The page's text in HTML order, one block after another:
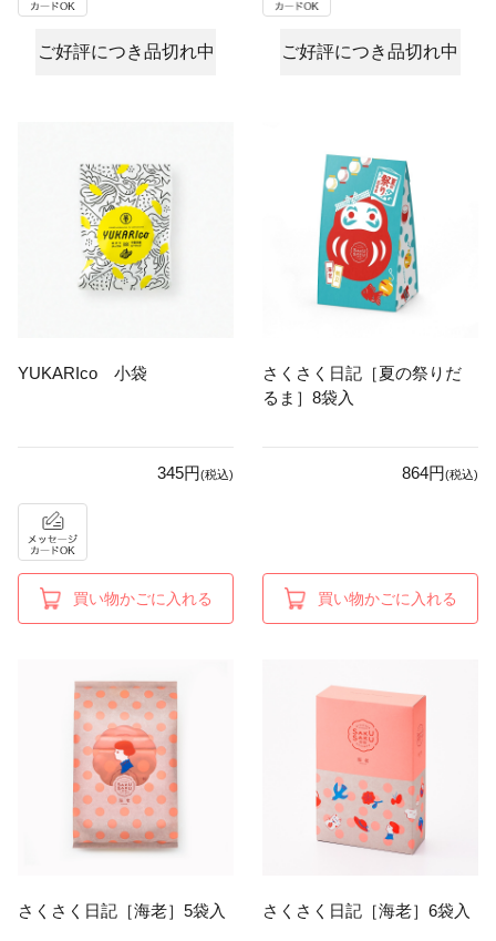
ご好評につき品切れ中 ご好評につき品切れ中
YUKARIco 小袋
345円(税込)
買い物かごに入れる
さくさく日記［夏の祭りだ
るま］8袋入
864円(税込)
買い物かごに入れる
さくさく日記［海老］5袋入 さくさく日記［海老］6袋入